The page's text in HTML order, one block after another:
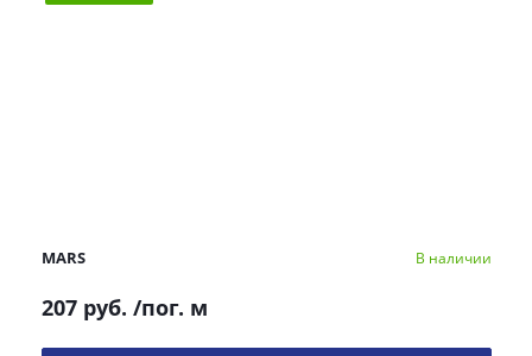
MARS В наличии
207 руб. /пог. м